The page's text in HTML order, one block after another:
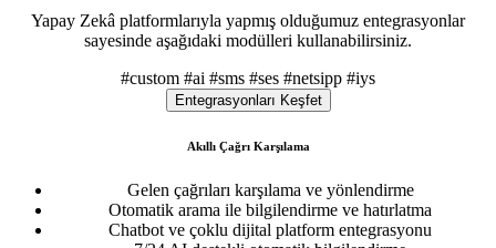
Yapay Zekâ platformlarıyla yapmış olduğumuz entegrasyonlar
sayesinde aşağıdaki modülleri kullanabilirsiniz.
#custom #ai #sms #ses #netsipp #iys
Entegrasyonları Keşfet
Akıllı Çağrı Karşılama
Gelen çağrıları karşılama ve yönlendirme
Otomatik arama ile bilgilendirme ve hatırlatma
Chatbot ve çoklu dijital platform entegrasyonu